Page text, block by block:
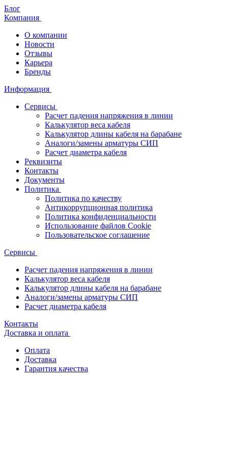
Блог
Компания
О компании
Новости
Отзывы
Карьера
Бренды
Информация
Сервисы
Расчет падения напряжения в линии
Калькулятор веса кабеля
Калькулятор длины кабеля на барабане
Аналоги/замены арматуры СИП
Расчет диаметра кабеля
Реквизиты
Контакты
Документы
Политика
Политика по качеству
Антикоррупционная политика
Политика конфиденциальности
Использование файлов Cookie
Пользовательское соглашение
Сервисы
Расчет падения напряжения в линии
Калькулятор веса кабеля
Калькулятор длины кабеля на барабане
Аналоги/замены арматуры СИП
Расчет диаметра кабеля
Контакты
Доставка и оплата
Оплата
Доставка
Гарантия качества